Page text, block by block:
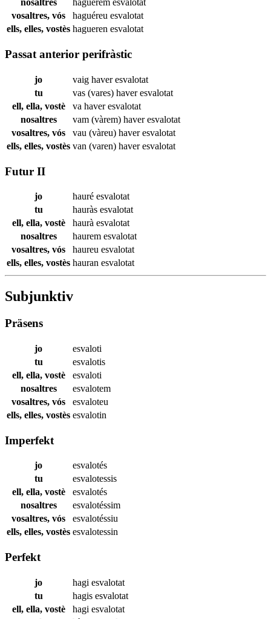
nosaltres haguérem esvalotat
vosaltres, vós
haguéreu esvalotat
ells, elles, vostès hagueren esvalotat
Passat anterior perifràstic
jo vaig haveresvalotat
tu
vas (vares) haveresvalotat
ell, ella, vostè
va haveresvalotat
nosaltres
vam (vàrem) haveresvalotat
vosaltres, vós
vau (vàreu) haveresvalotat
ells, elles, vostès van (varen) haveresvalotat
Futur II
jo hauré esvalotat
tu
hauràs esvalotat
ell, ella, vostè
haurà esvalotat
nosaltres
haurem esvalotat
vosaltres, vós
haureu esvalotat
ells, elles, vostès hauran esvalotat
Subjunktiv
Präsens
jo
esvaloti
tu
esvalotis
ell, ella, vostè
esvaloti
nosaltres
esvalotem
vosaltres, vós
esvaloteu
ells, elles, vostès esvalotin
Imperfekt
jo
esvalotés
tu
esvalotessis
ell, ella, vostè
esvalotés
nosaltres
esvalotéssim
vosaltres, vós
esvalotéssiu
ells, elles, vostès esvalotessin
Perfekt
jo hagi esvalotat
tu
hagis esvalotat
ell, ella, vostè
hagi esvalotat